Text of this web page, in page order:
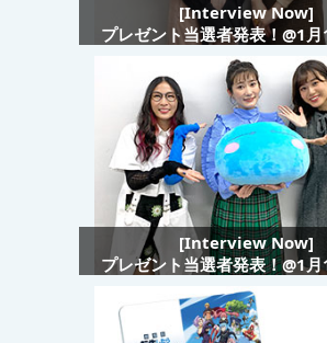
[Interview Now]
プレゼント当選者発表！@1
[Interview Now]
プレゼント当選者発表！@1